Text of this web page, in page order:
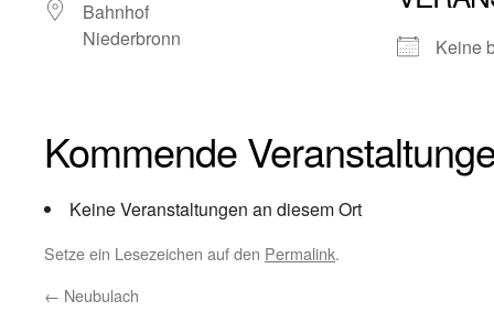
Bahnhof
Niederbronn
Keine
Kommende
Keine Veranstaltungen an diesem Ort
Setze ein Lesezeichen auf den Permalink.
← Neubulach